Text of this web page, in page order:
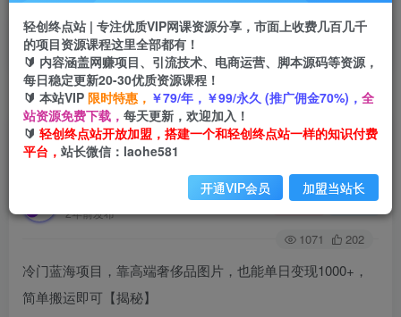
首页 创业课程 会员免费 正文
冷门蓝海项目，靠高端奢侈品图片，也能单日变现
1000+，简单搬运即可【揭秘】
2年前发布
关注 私信
1071 202
冷门蓝海项目，靠高端奢侈品图片，也能单日变现1000+，
简单搬运即可【揭秘】
轻创终点站 | 专注优质VIP网课资源分享，市面上收费几百几千
的项目资源课程这里全部都有！
🔰 内容涵盖网赚项目、引流技术、电商运营、脚本源码等资源，
每日稳定更新20-30优质资源课程！
🔰 本站VIP 限时特惠， ￥79/年，￥99/永久 (推广佣金70%)， 全
站资源免费下载， 每天更新，欢迎加入！
🔰 轻创终点站开放加盟，搭建一个和轻创终点站一样的知识付费
平台， 站长微信：laohe581
开通VIP会员 加盟当站长